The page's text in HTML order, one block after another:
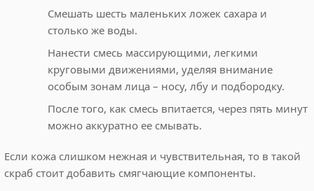
Смешать шесть маленьких ложек сахара и
столько же воды.
Нанести смесь массирующими, легкими
круговыми движениями, уделяя внимание
особым зонам лица – носу, лбу и подбородку.
После того, как смесь впитается, через пять минут
можно аккуратно ее смывать.
Если кожа слишком нежная и чувствительная, то в такой
скраб стоит добавить смягчающие компоненты.